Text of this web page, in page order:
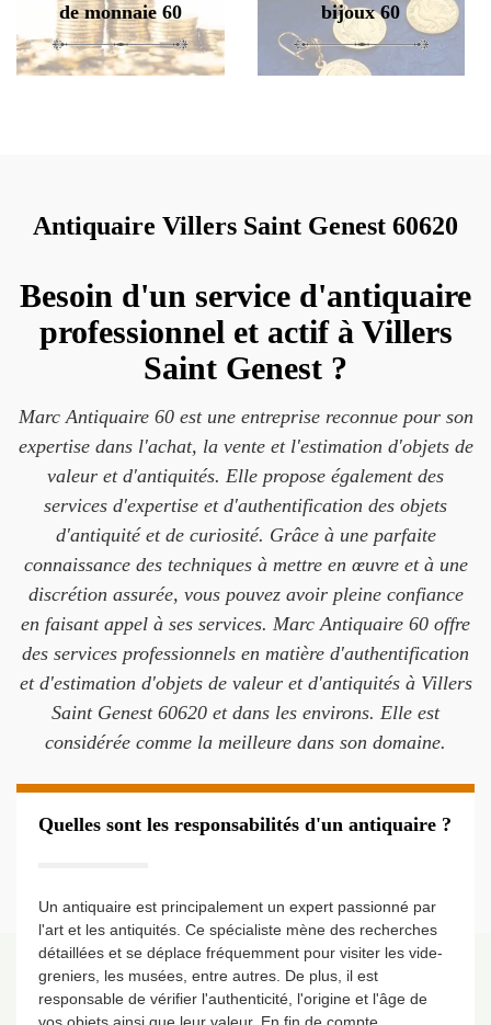
de monnaie 60
bijoux 60
Antiquaire Villers Saint Genest 60620
Besoin d'un service d'antiquaire
professionnel et actif à Villers
Saint Genest ?
Marc Antiquaire 60 est une entreprise reconnue pour son
expertise dans l'achat, la vente et l'estimation d'objets de
valeur et d'antiquités. Elle propose également des
services d'expertise et d'authentification des objets
d'antiquité et de curiosité. Grâce à une parfaite
connaissance des techniques à mettre en œuvre et à une
discrétion assurée, vous pouvez avoir pleine confiance
en faisant appel à ses services. Marc Antiquaire 60 offre
des services professionnels en matière d'authentification
et d'estimation d'objets de valeur et d'antiquités à Villers
Saint Genest 60620 et dans les environs. Elle est
considérée comme la meilleure dans son domaine.
Quelles sont les responsabilités d'un antiquaire ?
Un antiquaire est principalement un expert passionné par
l'art et les antiquités. Ce spécialiste mène des recherches
détaillées et se déplace fréquemment pour visiter les vide-
greniers, les musées, entre autres. De plus, il est
responsable de vérifier l'authenticité, l'origine et l'âge de